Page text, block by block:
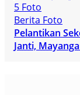
5 Foto
Berita Foto
Pelantikan
Janti,